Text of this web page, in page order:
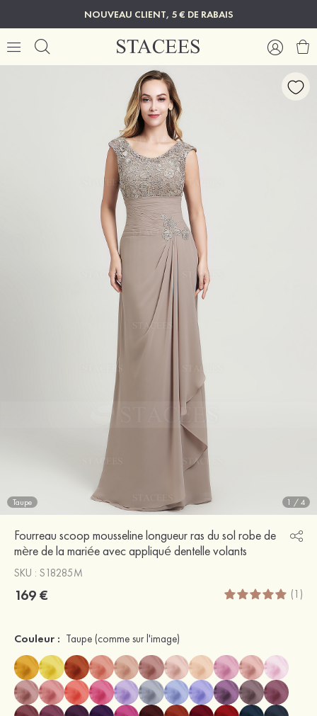
NOUVEAU CLIENT, 5 € DE RABAIS
Taupe 1 /4
Fourreau scoop mousseline longueur ras du sol robe de
mère de la mariée avec appliqué dentelle volants
SKU : S18285M
169 € (1)
Couleur : Taupe (comme sur l'image)